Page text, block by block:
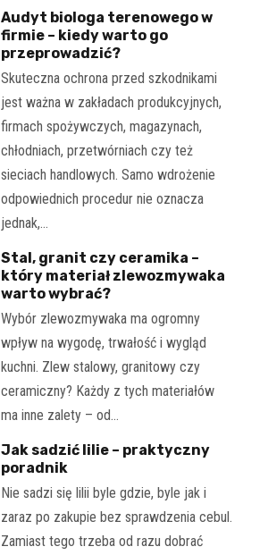
Audyt biologa terenowego w
firmie – kiedy warto go
przeprowadzić?
Skuteczna ochrona przed szkodnikami
jest ważna w zakładach produkcyjnych,
firmach spożywczych, magazynach,
chłodniach, przetwórniach czy też
sieciach handlowych. Samo wdrożenie
odpowiednich procedur nie oznacza
jednak,…
Stal, granit czy ceramika –
który materiał zlewozmywaka
warto wybrać?
Wybór zlewozmywaka ma ogromny
wpływ na wygodę, trwałość i wygląd
kuchni. Zlew stalowy, granitowy czy
ceramiczny? Każdy z tych materiałów
ma inne zalety – od…
Jak sadzić lilie – praktyczny
poradnik
Nie sadzi się lilii byle gdzie, byle jak i
zaraz po zakupie bez sprawdzenia cebul.
Zamiast tego trzeba od razu dobrać